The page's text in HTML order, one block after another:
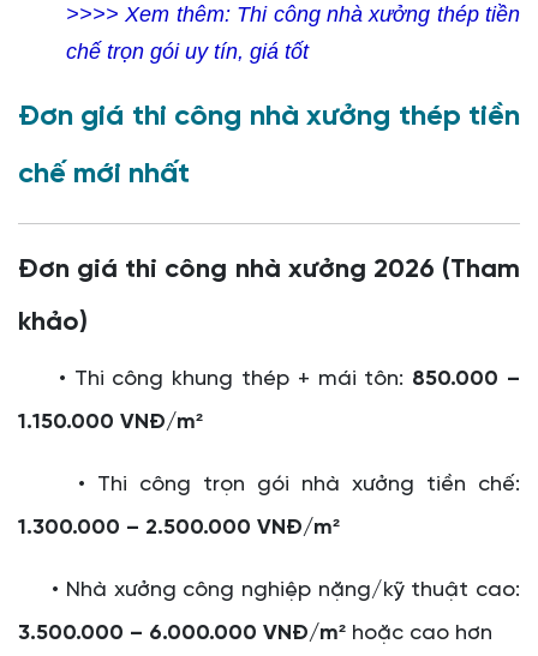
>>>> Xem thêm: Thi công nhà xưởng thép tiền
chế trọn gói uy tín, giá tốt
Đơn giá thi công nhà xưởng thép tiền
chế mới nhất
Đơn giá thi công nhà xưởng 2026 (Tham
khảo)
• Thi công khung thép + mái tôn: 850.000 –
1.150.000 VNĐ/m²
• Thi công trọn gói nhà xưởng tiền chế:
1.300.000 – 2.500.000 VNĐ/m²
• Nhà xưởng công nghiệp nặng/kỹ thuật cao:
3.500.000 – 6.000.000 VNĐ/m² hoặc cao hơn